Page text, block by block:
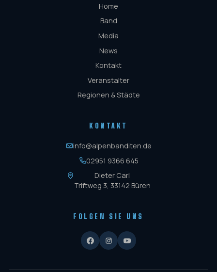
Home
Band
Media
News
Kontakt
Veranstalter
Regionen & Städte
KONTAKT
info@alpenbanditen.de
02951 9366 645
Dieter Carl
Triftweg 3, 33142 Büren
FOLGEN SIE UNS